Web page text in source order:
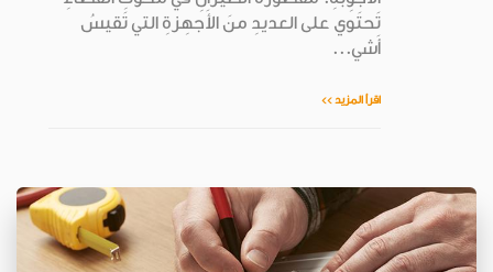
تَحتَوي على العديدِ منَ الأَجهِزةِ التي تَقيسُ
أَشي...
اقرأ المزيد >>